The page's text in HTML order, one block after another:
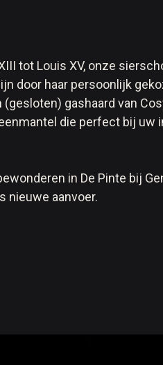
tot Louis XV, onze
door haar persoonlijk
gashaard van
die perfect bij uw
in De Pinte bij
nieuwe aanvoer.